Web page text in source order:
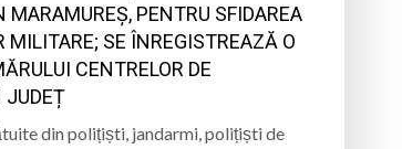
MARAMUREȘ, PENTRU SFIDAREA
MILITARE; SE ÎNREGISTREAZĂ O
CENTRELOR DE
JUDEȚ
din polițiști, jandarmi, polițiști de